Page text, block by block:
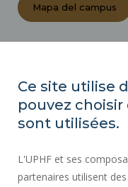
Mapa del campus
CONTRATACIÓN
MAPA DEL SITIO
ACCESIBILIDAD
INFORMACIÓN LEGAL
Ce site utilise
pouvez
sont utilisées.
L'UPHF et ses
partenaires utilisent